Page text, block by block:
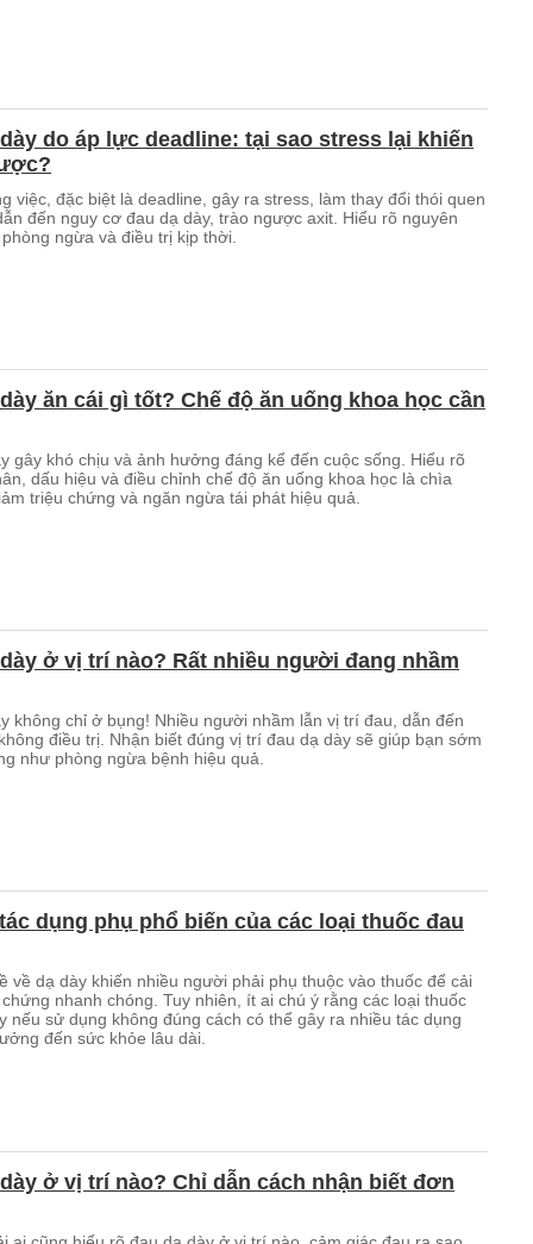
do áp lực deadline: tại sao stress lại khiến
việc, đặc biệt là deadline, gây ra stress, làm thay đổi thói quen
đến nguy cơ đau dạ dày, trào ngược axit. Hiểu rõ nguyên
ngừa và điều trị kịp thời.
ăn cái gì tốt? Chế độ ăn uống khoa học cần
gây khó chịu và ảnh hưởng đáng kể đến cuộc sống. Hiểu rõ
dấu hiệu và điều chỉnh chế độ ăn uống khoa học là chìa
triệu chứng và ngăn ngừa tái phát hiệu quả.
ở vị trí nào? Rất nhiều người đang nhầm
không chỉ ở bụng! Nhiều người nhầm lẫn vị trí đau, dẫn đến
điều trị. Nhận biết đúng vị trí đau dạ dày sẽ giúp bạn sớm
như phòng ngừa bệnh hiệu quả.
dụng phụ phổ biến của các loại thuốc đau
về dạ dày khiến nhiều người phải phụ thuộc vào thuốc để cải
nhanh chóng. Tuy nhiên, ít ai chú ý rằng các loại thuốc
nếu sử dụng không đúng cách có thể gây ra nhiều tác dụng
đến sức khỏe lâu dài.
ở vị trí nào? Chỉ dẫn cách nhận biết đơn